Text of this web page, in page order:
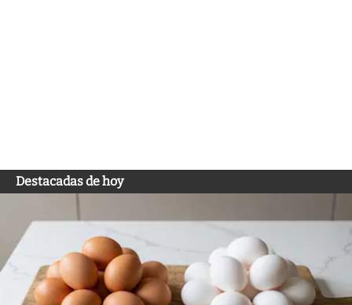
Destacadas de hoy